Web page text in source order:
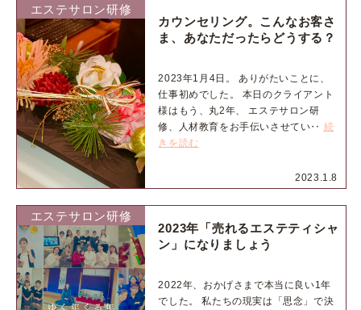
エステサロン研修
2023.1.8
カウンセリング。こんなお客さ
ま、あなただったらどうする？
2023年1月4日。 ありがたいことに、
仕事初めでした。 本日のクライアント
様はもう、丸2年、 エステサロン研
修、人材教育をお手伝いさせてい‥ 続
きを読む
エステサロン研修
2023年「売れるエステティシャ
ン」になりましょう
2022年、おかげさまで本当に良い1年
でした。 私たちの現実は「思念」で決